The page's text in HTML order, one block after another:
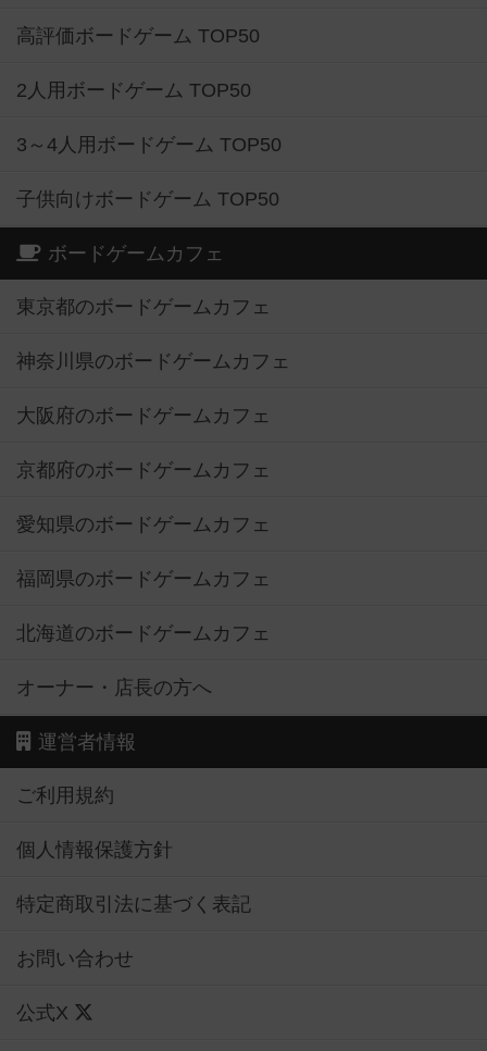
高評価ボードゲーム TOP50
2人用ボードゲーム TOP50
3～4人用ボードゲーム TOP50
子供向けボードゲーム TOP50
ボードゲームカフェ
東京都のボードゲームカフェ
神奈川県のボードゲームカフェ
大阪府のボードゲームカフェ
京都府のボードゲームカフェ
愛知県のボードゲームカフェ
福岡県のボードゲームカフェ
北海道のボードゲームカフェ
オーナー・店長の方へ
運営者情報
ご利用規約
個人情報保護方針
特定商取引法に基づく表記
お問い合わせ
公式X